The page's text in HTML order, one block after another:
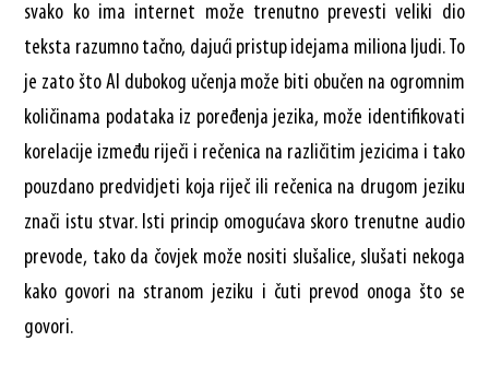
svako ko ima internet može trenutno prevesti veliki dio
teksta razumno tačno, dajući pristup idejama miliona ljudi. To
je zato što AI dubokog učenja može biti obučen na ogromnim
količinama podataka iz poređenja jezika, može identifikovati
korelacije između riječi i rečenica na različitim jezicima i tako
pouzdano predvidjeti koja riječ ili rečenica na drugom jeziku
znači istu stvar. Isti princip omogućava skoro trenutne audio
prevode, tako da čovjek može nositi slušalice, slušati nekoga
kako govori na stranom jeziku i čuti prevod onoga što se
govori.